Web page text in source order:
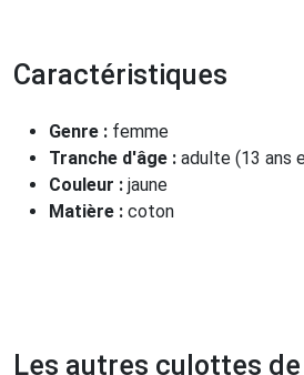
Caractéristiques
Genre : femme
Tranche d'âge : adulte (13 ans
Couleur : jaune
Matière : coton
Les autres culottes de